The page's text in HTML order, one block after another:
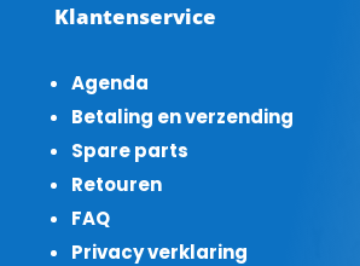
Klantenservice
Agenda
Betaling en verzending
Spare parts
Retouren
FAQ
Privacy verklaring